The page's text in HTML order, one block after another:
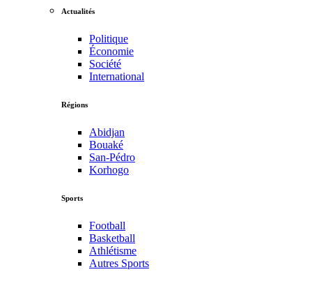
Actualités
Politique
Économie
Société
International
Régions
Abidjan
Bouaké
San-Pédro
Korhogo
Sports
Football
Basketball
Athlétisme
Autres Sports